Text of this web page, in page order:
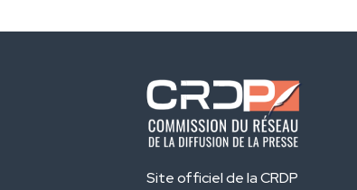
Site officiel de la CRDP